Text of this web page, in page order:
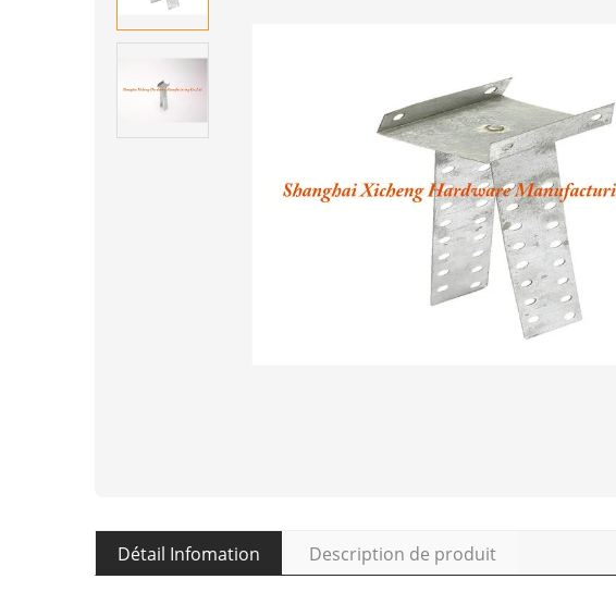
Détail Infomation Description de produit